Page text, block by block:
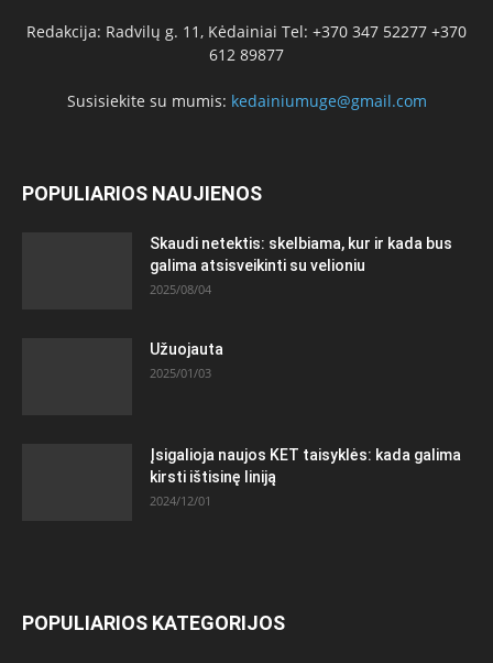
Redakcija: Radvilų g. 11, Kėdainiai Tel: +370 347 52277 +370
612 89877
Susisiekite su mumis: kedainiumuge@gmail.com
POPULIARIOS NAUJIENOS
Skaudi netektis: skelbiama, kur ir kada bus
galima atsisveikinti su velioniu
2025/08/04
Užuojauta
2025/01/03
Įsigalioja naujos KET taisyklės: kada galima
kirsti ištisinę liniją
2024/12/01
POPULIARIOS KATEGORIJOS